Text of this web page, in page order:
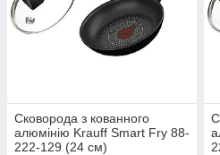
Сковорода з кованного
алюмінію Krauff Smart Fry 88-
222-129 (24 см)